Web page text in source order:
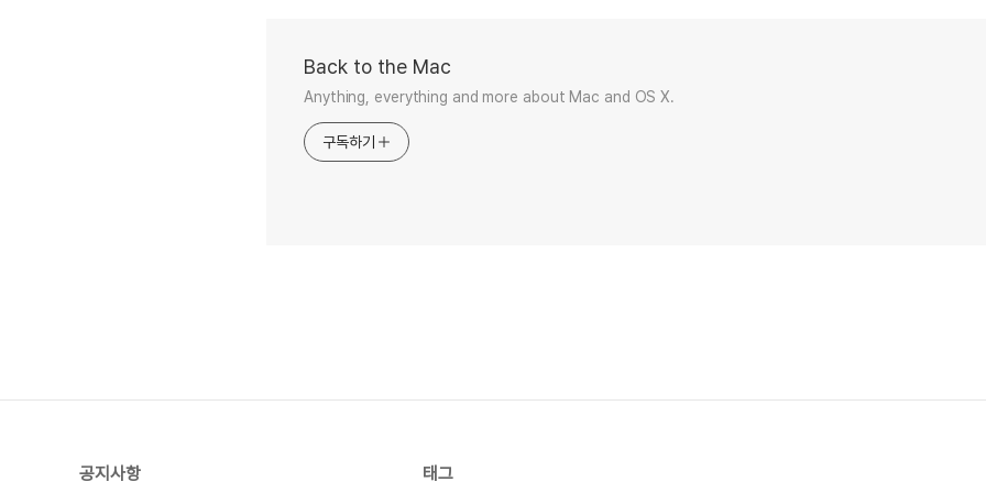
Back to the Mac
Anything, everything and more about Mac and OS X.
구독하기
공지사항 태그